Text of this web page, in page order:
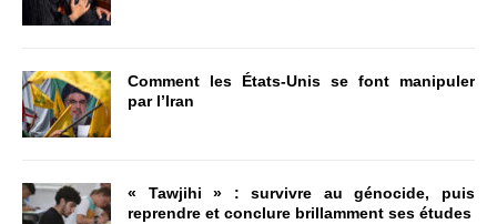
Comment les États-Unis se font manipuler
par l’Iran
« Tawjihi » : survivre au génocide, puis
reprendre et conclure brillamment ses études